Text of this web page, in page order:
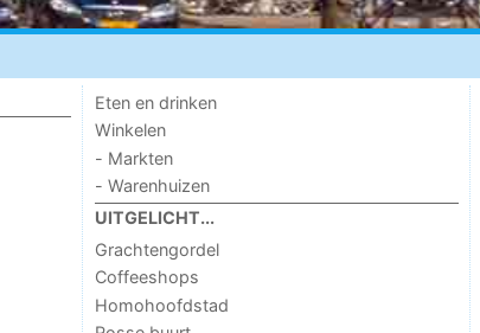
Eten en drinken
Winkelen
- Markten
- Warenhuizen
UITGELICHT...
Grachtengordel
Coffeeshops
Homohoofdstad